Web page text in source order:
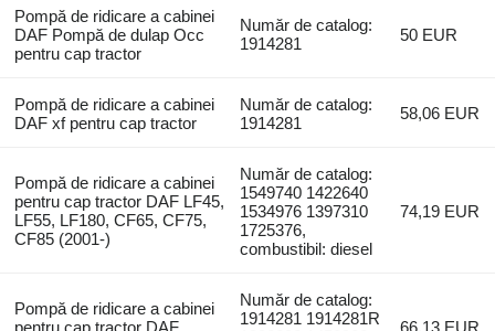
Pompă de ridicare a cabinei
DAF Pompă de dulap Occ
pentru cap tractor
Număr de catalog:
1914281
50 EUR
Pompă de ridicare a cabinei
DAF xf pentru cap tractor
Număr de catalog:
1914281
58,06 EUR
Pompă de ridicare a cabinei
pentru cap tractor DAF LF45,
LF55, LF180, CF65, CF75,
CF85 (2001-)
Număr de catalog:
1549740 1422640
1534976 1397310
1725376,
combustibil: diesel
74,19 EUR
Pompă de ridicare a cabinei
pentru cap tractor DAF
Număr de catalog:
1914281 1914281R
66,13 EUR